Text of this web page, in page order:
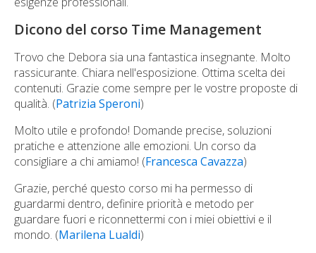
Dicono del corso Time Management
Trovo che Debora sia una fantastica insegnante. Molto
rassicurante. Chiara nell'esposizione. Ottima scelta dei
contenuti. Grazie come sempre per le vostre proposte di
qualità. (Patrizia Speroni)
Molto utile e profondo! Domande precise, soluzioni
pratiche e attenzione alle emozioni. Un corso da
consigliare a chi amiamo! (Francesca Cavazza)
Grazie, perché questo corso mi ha permesso di
guardarmi dentro, definire priorità e metodo per
guardare fuori e riconnettermi con i miei obiettivi e il
mondo. (Marilena Lualdi)